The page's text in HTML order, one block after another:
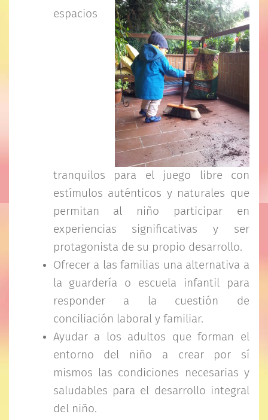
espacios
tranquilos para el juego libre con
estímulos auténticos y naturales que
permitan al niño participar en
experiencias significativas y ser
protagonista de su propio desarrollo.
Ofrecer a las familias una alternativa a
la guardería o escuela infantil para
responder a la cuestión de
conciliación laboral y familiar.
Ayudar a los adultos que forman el
entorno del niño a crear por sí
mismos las condiciones necesarias y
saludables para el desarrollo integral
del niño.